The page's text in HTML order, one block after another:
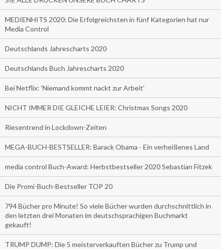
MEDIENHITS 2020: Die Erfolgreichsten in fünf Kategorien hat nur
Media Control
Deutschlands Jahrescharts 2020
Deutschlands Buch Jahrescharts 2020
Bei Netflix: 'Niemand kommt nackt zur Arbeit'
NICHT IMMER DIE GLEICHE LEIER: Christmas Songs 2020
Riesentrend in Lockdown-Zeiten
MEGA-BUCH-BESTSELLER: Barack Obama - Ein verheißenes Land
media control Buch-Award: Herbstbestseller 2020 Sebastian Fitzek
Die Promi-Buch-Bestseller TOP 20
794 Bücher pro Minute! So viele Bücher wurden durchschnittlich in
den letzten drei Monaten im deutschsprachigen Buchmarkt
gekauft!
TRUMP DUMP: Die 5 meisterverkauften Bücher zu Trump und